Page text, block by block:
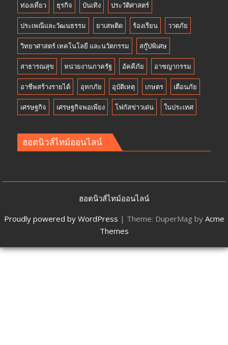
ท่องเที่ยว ธุรกิจ บันเทิง ประวัติศาสตร์
ประเพณีและวัฒนธรรม ยาเสพติด ร้องเรียน วาตภัย
วิทยาศาสตร์ เทคโนโลยี และนวัตกรรม สกู๊ปพิเศษ
สาธารณสุข หน่วยงานภาครัฐ อัคคีภัย อาชญากรรม
อาชีพสร้างรายได้ อุทกภัย อุบัติเหตุ เกษตร เตือนภัย
เศรษฐกิจ เศรษฐกิจพอเพียง โฟกัสข่าวเด่น ในประเทศ
ฮอตนิวส์ไทม์ออนไลน์
ฮอตนิวส์ไทม์ออนไลน์
Proudly powered by WordPress | Theme: DuperMag by Acme
Themes